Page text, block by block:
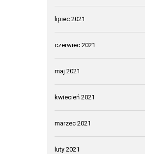
lipiec 2021
czerwiec 2021
maj 2021
kwiecień 2021
marzec 2021
luty 2021